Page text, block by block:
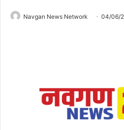
Navgan News Network 04/06/